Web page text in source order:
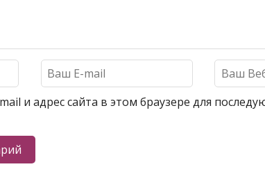
и адрес сайта в этом браузере для